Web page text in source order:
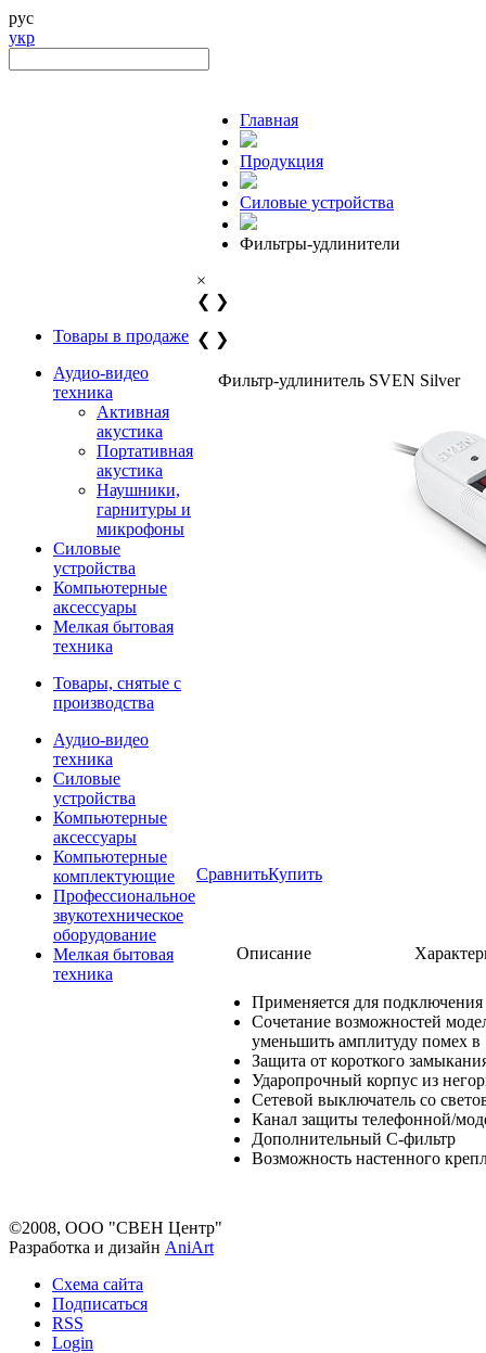
рус
укр
Товары в продаже
Аудио-видео
техника
Активная
акустика
Портативная
акустика
Наушники,
гарнитуры и
микрофоны
Силовые
устройства
Компьютерные
аксессуары
Мелкая бытовая
техника
Товары, снятые с
производства
Аудио-видео
техника
Силовые
устройства
Компьютерные
аксессуары
Компьютерные
комплектующие
Профессиональное
звукотехническое
оборудование
Мелкая бытовая
техника
Главная
Продукция
Силовые устройства
Фильтры-удлинители
×
❮ ❯
❮ ❯
Фильтр-удлинитель SVEN Silver
СравнитьКупить
Описание
Применяется для
Сочетание возможностей
уменьшить амплитуду помех в
Защита от короткого
Ударопрочный корпус из
Сетевой выключатель со
Канал защиты телефонной/
Дополнительный С-фильтр
Возможность настенного
©2008, ООО "СВЕН Центр"
Разработка и дизайн AniArt
Схема сайта
Подписаться
RSS
Login